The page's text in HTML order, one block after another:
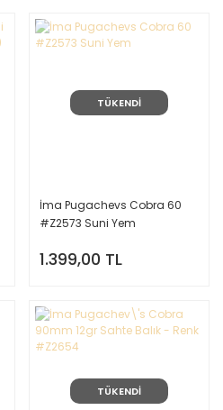
TÜKENDİ
İma Pugachevs Cobra 60
#Z2573 Suni Yem
1.399,00 TL
TÜKENDİ